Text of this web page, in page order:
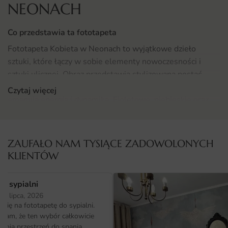
NEONACH
Co przedstawia ta fototapeta
Fototapeta Kobieta w Neonach to wyjątkowe dzieło
sztuki, które łączy w sobie elementy nowoczesności i
kobiety, otoczoną intensywnymi barwami neonów, które
fototapeta to doskonały sposób na wprowadzenie
wrażenia ruchu i życia do każdego wnętrza, które
Gdzie sprawdzi się fototapeta Kobieta w Neonach
Fototapeta Kobieta w Neonach to świetny wybór do
wnętrz, które pragną emanować nowoczesnością i stylem.
Czytaj więcej
ZAUFAŁO NAM TYSIĄCE ZADOWOLONYCH
KLIENTÓW
sypialni
lipca, 2026
się na fototapetę do sypialni.
że ten wybór całkowicie